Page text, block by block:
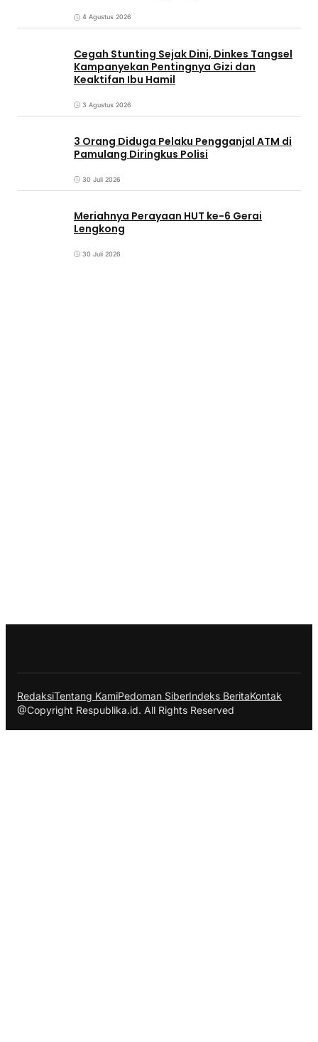
4 Agustus 2026
Cegah Stunting Sejak Dini, Dinkes Tangsel
Kampanyekan Pentingnya Gizi dan
Keaktifan Ibu Hamil
3 Agustus 2026
3 Orang Diduga Pelaku Pengganjal ATM di
Pamulang Diringkus Polisi
30 Juli 2026
Meriahnya Perayaan HUT ke-6 Gerai
Lengkong
30 Juli 2026
RedaksiTentang KamiPedoman SiberIndeks BeritaKontak
@Copyright Respublika.id. All Rights Reserved